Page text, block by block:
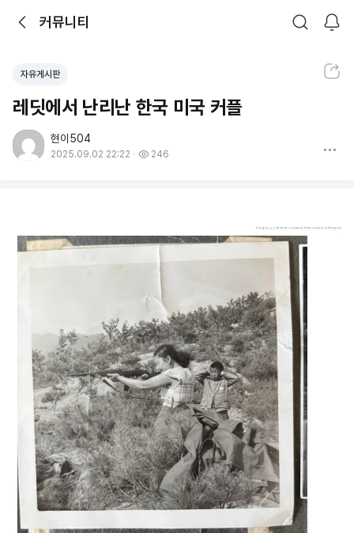
뒤로가기커뮤니티
커뮤니티
검색
알림
공유하기
자유게시판
레딧에서 난리난 한국 미국 커플
현이504
2025.09.02 22:22 246